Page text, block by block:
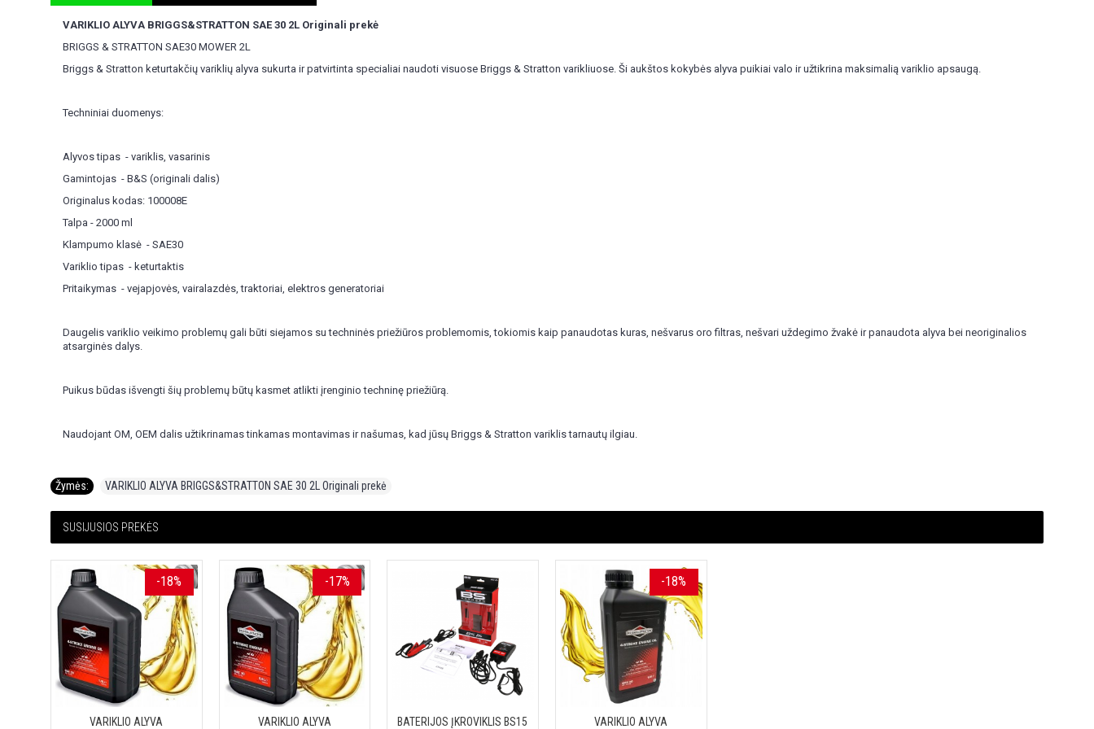
VARIKLIO ALYVA BRIGGS&STRATTON SAE 30 2L Originali prekė
BRIGGS & STRATTON SAE30 MOWER 2L
Briggs & Stratton keturtakčių variklių alyva sukurta ir patvirtinta specialiai naudoti visuose Briggs & Stratton varikliuose. Ši aukštos kokybės alyva puikiai valo ir užtikrina maksimalią variklio apsaugą.
Techniniai duomenys:
Alyvos tipas - variklis, vasarinis
Gamintojas - B&S (originali dalis)
Originalus kodas: 100008E
Talpa - 2000 ml
Klampumo klasė - SAE30
Variklio tipas - keturtaktis
Pritaikymas - vejapjovės, vairalazdės, traktoriai, elektros generatoriai
Daugelis variklio veikimo problemų gali būti siejamos su techninės priežiūros problemomis, tokiomis kaip panaudotas kuras, nešvarus oro filtras, nešvari uždegimo žvakė ir panaudota alyva bei neoriginalios
atsarginės dalys.
Puikus būdas išvengti šių problemų būtų kasmet atlikti įrenginio techninę priežiūrą.
Naudojant OM, OEM dalis užtikrinamas tinkamas montavimas ir našumas, kad jūsų Briggs & Stratton variklis tarnautų ilgiau.
Žymės: VARIKLIO ALYVA BRIGGS&STRATTON SAE 30 2L Originali prekė
SUSIJUSIOS PREKĖS
-18%
VARIKLIO ALYVA
-17%
VARIKLIO ALYVA
BATERIJOS ĮKROVIKLIS BS15
-18%
VARIKLIO ALYVA